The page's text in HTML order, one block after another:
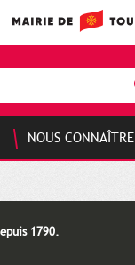
NOUS CONNAÎTRE
1790.